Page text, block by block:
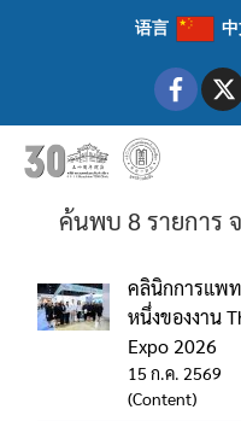
语言
ค้นพบ 8 รายการ
คลินิกการแพ
หนึ่งของงาน
Expo 2026
15 ก.ค. 2569
(Content)